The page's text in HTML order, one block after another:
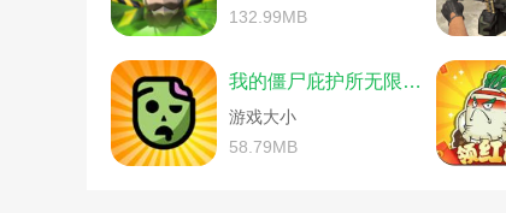
《使命召唤》手游双人小队
《骑马与砍杀2》战术经验
《战地5》小队长游玩技巧
《全面战争:三国》陆战新手
《重生边缘》战术装备系统
《电竞俱乐部》moba类战
《洛克王国》战术训练活动
132.99MB
我的僵尸庇护所无限金币版
游戏大小
58.79MB